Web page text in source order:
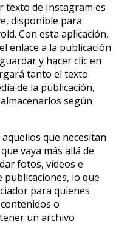
texto de Instagram es
disponible para
Con esta aplicación,
enlace a la publicación
y hacer clic en
tanto el texto
de la publicación,
según
que necesitan
vaya más allá de
fotos, vídeos e
lo que
para quienes
o
un archivo